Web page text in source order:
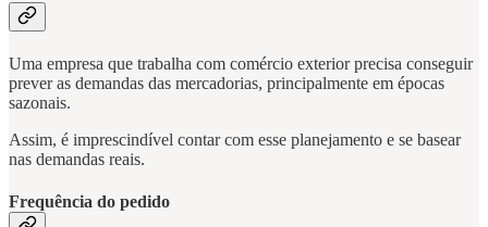
Uma empresa que trabalha com comércio exterior precisa conseguir
prever as demandas das mercadorias, principalmente em épocas
sazonais.
Assim, é imprescindível contar com esse planejamento e se basear
nas demandas reais.
Frequência do pedido